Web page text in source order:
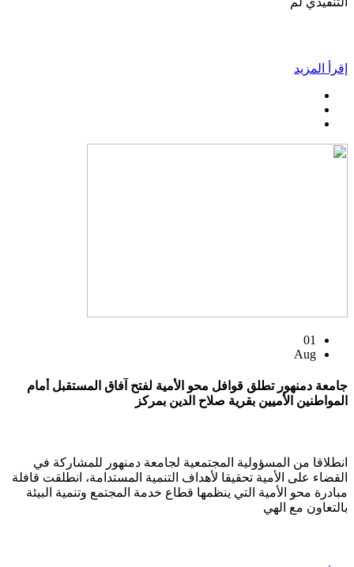
إقرأ المزيد
01
Aug
جامعة دمنهور تطلق قوافل محو الأمية لفتح آفاق المستقبل أمام
المواطنين الأميين بقرية صلاح الدين بمركز
انطلاقا من المسؤولية المجتمعية لجامعة دمنهور للمشاركة في
القضاء على الأمية تحقيقا لأهداف التنمية المستدامة، انطلقت قافلة
مبادرة محو الأمية التي ينظمها قطاع خدمة المجتمع وتنمية البيئة
بالتعاون مع الهي